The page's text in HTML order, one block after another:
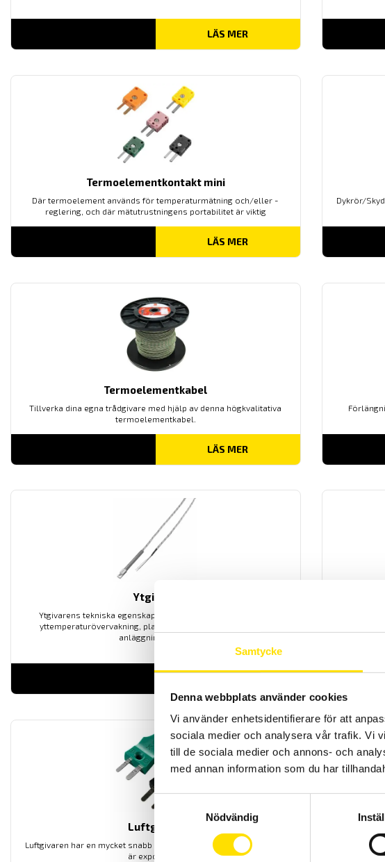
Samtycke
Denna webbplats använder cookies
Vi använder enhetsidentifierare för att
sociala medier och analysera vår trafik. Vi
till de sociala medier och annons- och
med annan information som du har
Nödvändig
LÄS MER
Termoelementkontakt mini
Där termoelement används för temperaturmätning och/eller -
reglering, och där mätutrustningens portabilitet är viktig
LÄS MER
Dykrör/
Termoelementkabel
Tillverka dina egna trådgivare med hjälp av denna högkvalitativa
termoelementkabel.
LÄS MER
Ytgivare
Ytgivarens tekniska egenskaper är lämplig för processäker
yttemperaturövervakning, plastindustrin samt maskin- och
anläggningsteknik.
Luftgivare
Luftgivaren har en mycket snabb responstid eftersom mätspetsen
är exponerad.